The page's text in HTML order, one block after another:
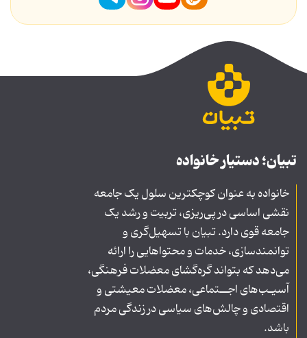
تبیان؛ دستیار خانواده
خانواده به عنوان کوچکترین سلول یک جامعه
نقشی اساسی در پی‌ریزی، تربیت و رشد یک
جامعه قوی دارد. تبیان با تسهیل‌گری و
توانمندسازی، خدمات و محتواهایی را ارائه
می‌دهد که بتواند گره‌گشای معضلات فرهنگی،
آسیـب‌های اجــتماعی، معضلات معیشتی و
اقتصادی و چالش‌های سیاسی در زندگی مردم
باشد.